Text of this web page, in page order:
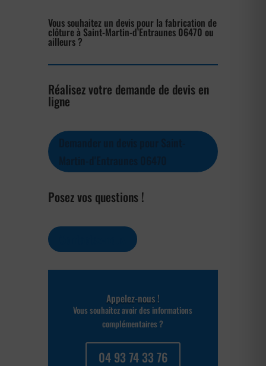
Vous souhaitez un devis pour la fabrication de
clôture à Saint-Martin-d’Entraunes 06470 ou
ailleurs ?
Réalisez votre demande de devis en
ligne
Posez vos questions !
Appelez-nous !
Vous souhaitez avoir des informations
complémentaires ?
04 93 74 33 76